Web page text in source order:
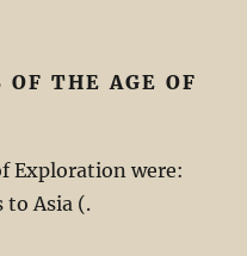
OF THE AGE OF
Exploration were:
Asia (.